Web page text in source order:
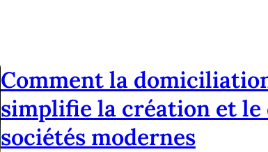
Comment la
simplifie la création et le
sociétés modernes